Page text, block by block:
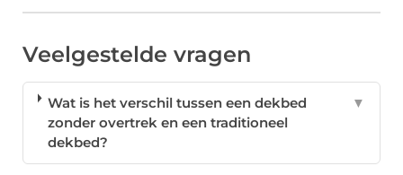
Veelgestelde vragen
Wat is het verschil tussen een dekbed
zonder overtrek en een traditioneel
dekbed?
▼